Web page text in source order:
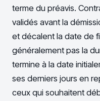
terme du préavis.
validés avant la
et décalent la date de
généralement pas la
termine à la date
ses derniers jours en
ceux qui souhaitent